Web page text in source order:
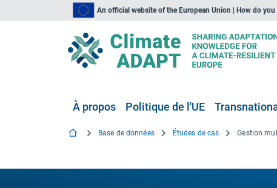
An official website of the European Union | How do you
À propos Politique de l'UE
Base de données Études de cas